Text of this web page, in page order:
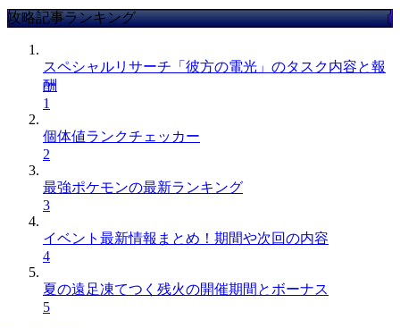
攻略記事ランキング
スペシャルリサーチ「彼方の電光」のタスク内容と報
酬
1
個体値ランクチェッカー
2
最強ポケモンの最新ランキング
3
イベント最新情報まとめ！期間や次回の内容
4
夏の遠足凍てつく残火の開催期間とボーナス
5